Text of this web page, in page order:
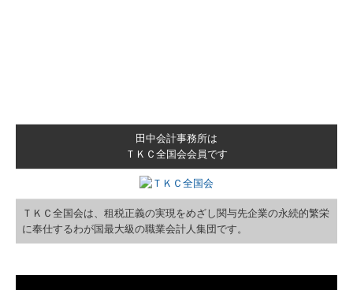
田中会計事務所は
ＴＫＣ全国会会員です
ＴＫＣ全国会は、租税正義の実現をめざし関与先企業の永続的繁栄
に奉仕するわが国最大級の職業会計人集団です。